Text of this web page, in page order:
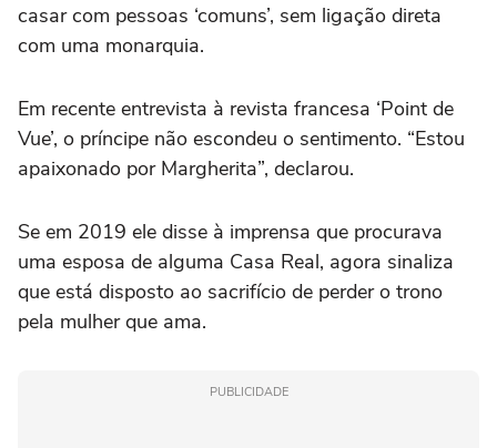
casar com pessoas ‘comuns’, sem ligação direta
com uma monarquia.
Em recente entrevista à revista francesa ‘Point de
Vue’, o príncipe não escondeu o sentimento. “Estou
apaixonado por Margherita”, declarou.
Se em 2019 ele disse à imprensa que procurava
uma esposa de alguma Casa Real, agora sinaliza
que está disposto ao sacrifício de perder o trono
pela mulher que ama.
PUBLICIDADE